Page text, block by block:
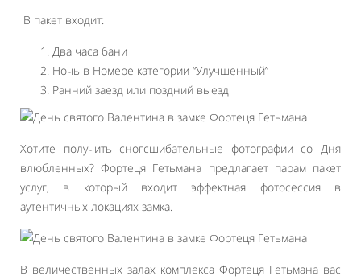
В пакет входит:
Два часа бани
Ночь в Номере категории “Улучшенный”
Ранний заезд или поздний выезд
Хотите получить сногсшибательные фотографии со Дня
влюбленных? Фортеця Гетьмана предлагает парам пакет
услуг, в который входит эффектная фотосессия в
аутентичных локациях замка.
В величественных залах комплекса Фортеця Гетьмана вас